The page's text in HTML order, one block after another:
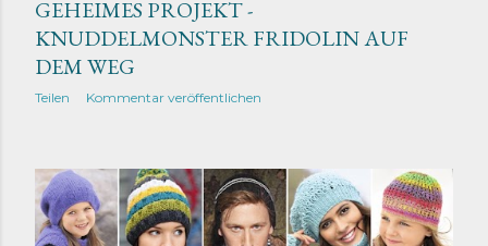
GEHEIMES PROJEKT -
KNUDDELMONSTER FRIDOLIN AUF
DEM WEG
Teilen Kommentar veröffentlichen